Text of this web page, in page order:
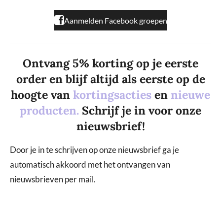
Aanmelden Facebook groepen
Ontvang 5% korting op je eerste
order en blijf altijd als eerste op de
hoogte van kortingsacties en nieuwe
producten. Schrijf je in voor onze
nieuwsbrief!
Door je in te schrijven op onze nieuwsbrief ga je
automatisch akkoord met het ontvangen van
nieuwsbrieven per mail.